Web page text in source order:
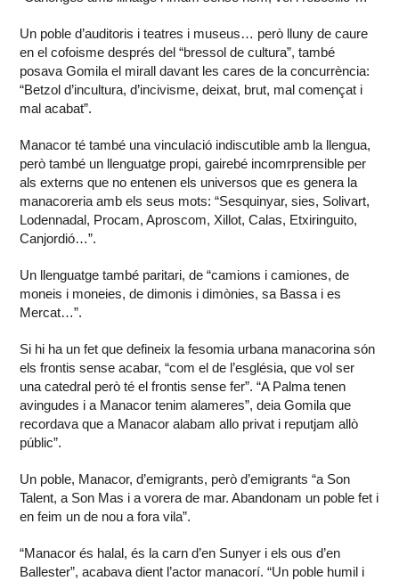
Un poble d’auditoris i teatres i museus… però lluny de caure
en el cofoisme després del “bressol de cultura”, també
posava Gomila el mirall davant les cares de la concurrència:
“Betzol d’incultura, d’incivisme, deixat, brut, mal començat i
mal acabat”.
Manacor té també una vinculació indiscutible amb la llengua,
però també un llenguatge propi, gairebé incomrprensible per
als externs que no entenen els universos que es genera la
manacoreria amb els seus mots: “Sesquinyar, sies, Solivart,
Lodennadal, Procam, Aproscom, Xillot, Calas, Etxiringuito,
Canjordió…”.
Un llenguatge també paritari, de “camions i camiones, de
moneis i moneies, de dimonis i dimònies, sa Bassa i es
Mercat…”.
Si hi ha un fet que defineix la fesomia urbana manacorina són
els frontis sense acabar, “com el de l’església, que vol ser
una catedral però té el frontis sense fer”. “A Palma tenen
avingudes i a Manacor tenim alameres”, deia Gomila que
recordava que a Manacor alabam allo privat i reputjam allò
públic”.
Un poble, Manacor, d’emigrants, però d’emigrants “a Son
Talent, a Son Mas i a vorera de mar. Abandonam un poble fet i
en feim un de nou a fora vila”.
“Manacor és halal, és la carn d’en Sunyer i els ous d’en
Ballester”, acabava dient l’actor manacorí. “Un poble humil i